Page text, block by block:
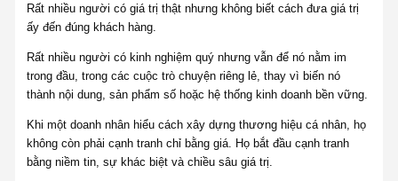
Rất nhiều người có giá trị thật nhưng không biết cách đưa giá trị
ấy đến đúng khách hàng.
Rất nhiều người có kinh nghiệm quý nhưng vẫn để nó nằm im
trong đầu, trong các cuộc trò chuyện riêng lẻ, thay vì biến nó
thành nội dung, sản phẩm số hoặc hệ thống kinh doanh bền vững.
Khi một doanh nhân hiểu cách xây dựng thương hiệu cá nhân, họ
không còn phải cạnh tranh chỉ bằng giá. Họ bắt đầu cạnh tranh
bằng niềm tin, sự khác biệt và chiều sâu giá trị.